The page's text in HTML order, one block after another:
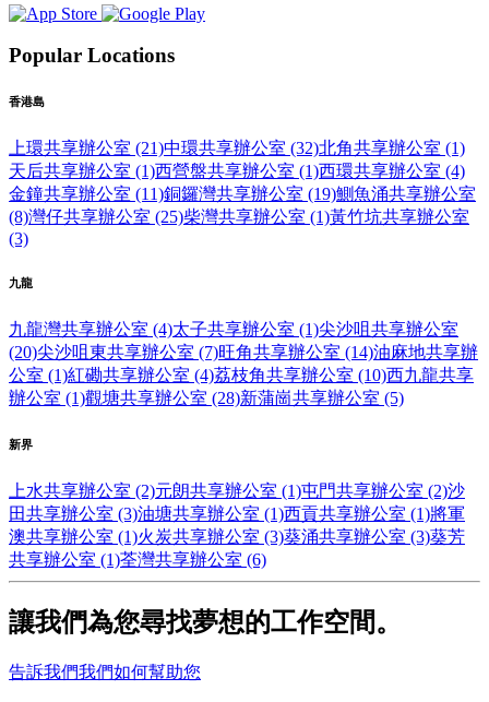
Popular Locations
香港島
上環共享辦公室 (21)中環共享辦公室 (32)北角共享辦公室 (1)
天后共享辦公室 (1)西營盤共享辦公室 (1)西環共享辦公室 (4)
金鐘共享辦公室 (11)銅鑼灣共享辦公室 (19)鰂魚涌共享辦公室
(8)灣仔共享辦公室 (25)柴灣共享辦公室 (1)黃竹坑共享辦公室
(3)
九龍
九龍灣共享辦公室 (4)太子共享辦公室 (1)尖沙咀共享辦公室
(20)尖沙咀東共享辦公室 (7)旺角共享辦公室 (14)油麻地共享辦
公室 (1)紅磡共享辦公室 (4)荔枝角共享辦公室 (10)西九龍共享
辦公室 (1)觀塘共享辦公室 (28)新蒲崗共享辦公室 (5)
新界
上水共享辦公室 (2)元朗共享辦公室 (1)屯門共享辦公室 (2)沙
田共享辦公室 (3)油塘共享辦公室 (1)西貢共享辦公室 (1)將軍
澳共享辦公室 (1)火炭共享辦公室 (3)葵涌共享辦公室 (3)葵芳
共享辦公室 (1)荃灣共享辦公室 (6)
讓我們為您尋找夢想的工作空間。
告訴我們我們如何幫助您